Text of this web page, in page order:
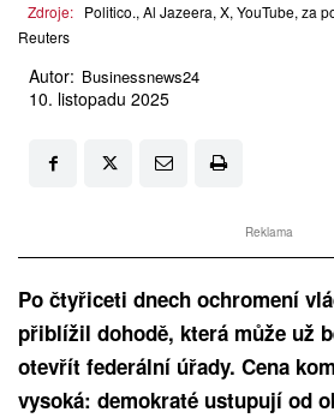
Zdroje: Politico., Al Jazeera, X, YouTube, za
Reuters
Autor: Businessnews24
10. listopadu 2025
Reklama
Po čtyřiceti dnech ochromení
přiblížil dohodě, která může už
otevřít federální úřady. Cena
vysoká: demokraté ustupují od